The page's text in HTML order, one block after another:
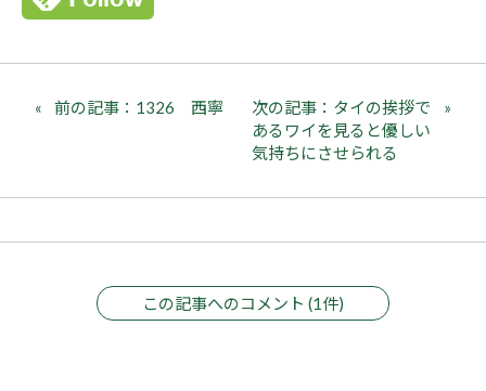
前の記事：1326 西寧
次の記事：タイの挨拶で
あるワイを見ると優しい
気持ちにさせられる
この記事へのコメント (1件)